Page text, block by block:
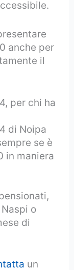
anche per
il
per chi ha
di Noipa
se è
in maniera
o
di
un